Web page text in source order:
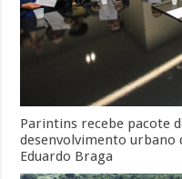
Parintins recebe pacote
desenvolvimento urbano
Eduardo Braga